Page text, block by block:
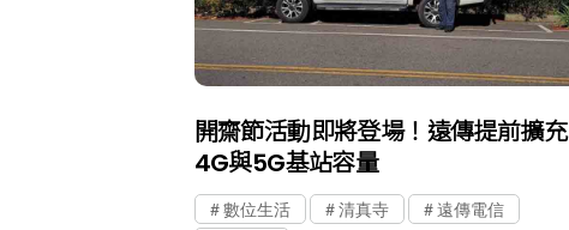
開齋節活動即將登場！遠傳提前擴充
4G與5G基站容量
數位生活 清真寺
遠傳電信